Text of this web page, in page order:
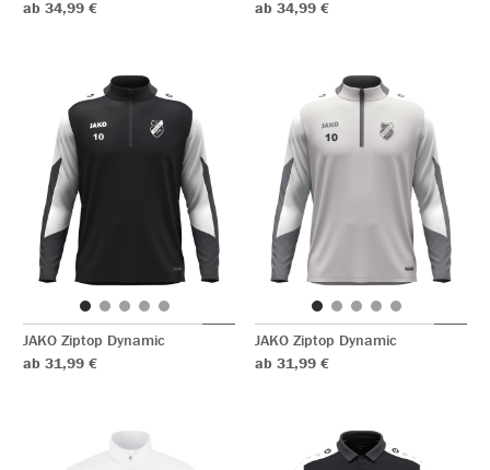
ab 34,99 €
ab 34,99 €
JAKO Ziptop Dynamic
ab 31,99 €
JAKO Ziptop Dynamic
ab 31,99 €